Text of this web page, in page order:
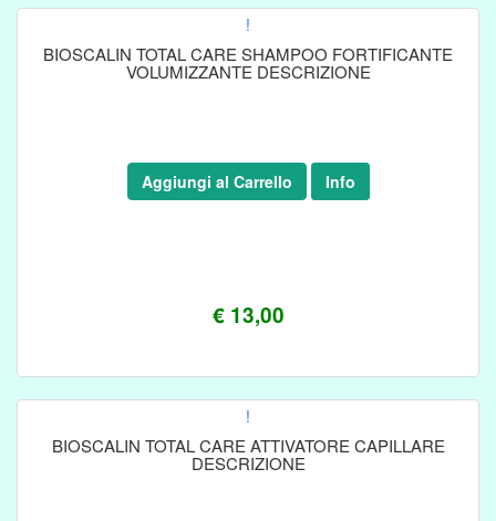
!
BIOSCALIN TOTAL CARE SHAMPOO FORTIFICANTE
VOLUMIZZANTE DESCRIZIONE
€ 13,00
Aggiungi al Carrello Info
!
BIOSCALIN TOTAL CARE ATTIVATORE CAPILLARE
DESCRIZIONE